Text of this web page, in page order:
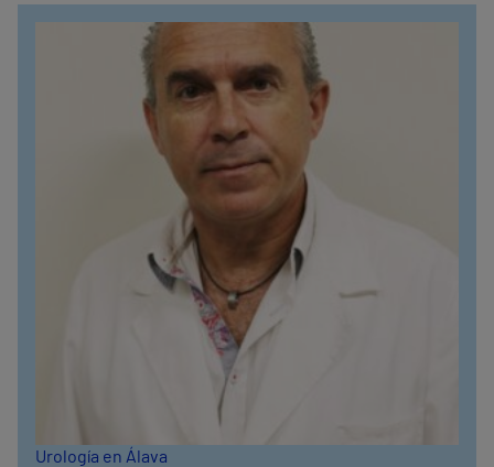
Urología en Álava